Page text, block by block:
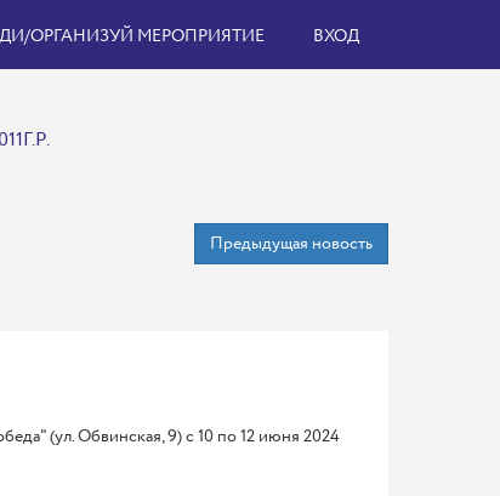
ОРГАНИЗУЙ МЕРОПРИЯТИЕ ВХОД
Предыдущая новость
(ул. Обвинская, 9) с 10 по 12 июня 2024